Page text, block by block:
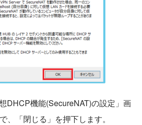
DHCP機能(SecureNAT)の設定」画
、「閉じる」を押下します。